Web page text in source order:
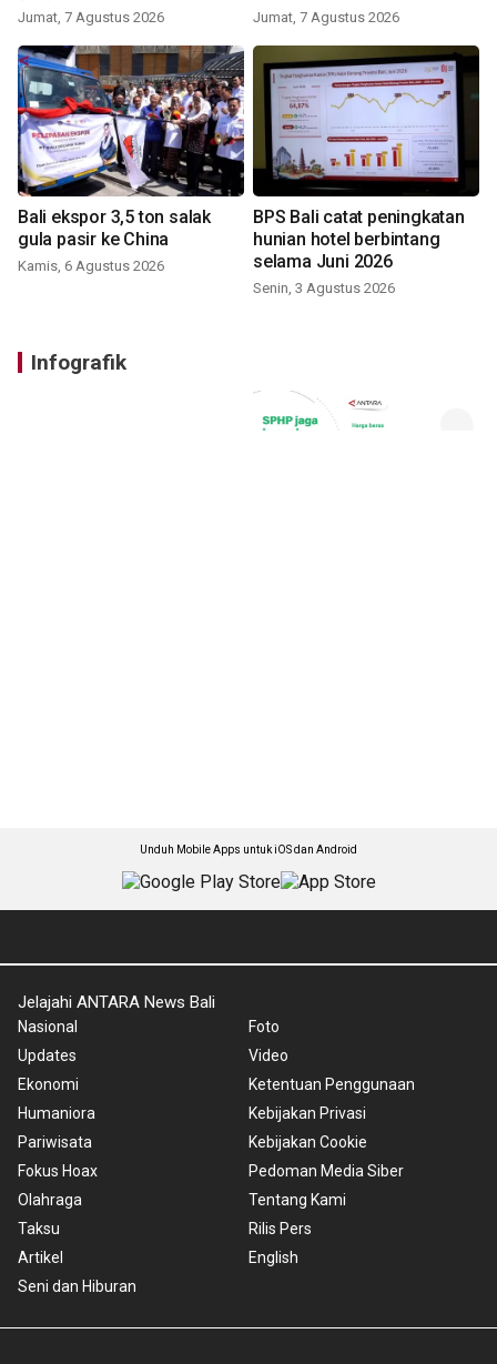
Jumat, 7 Agustus 2026 Jumat, 7 Agustus 2026
Bali ekspor 3,5 ton salak
gula pasir ke China
Kamis, 6 Agustus 2026
BPS Bali catat peningkatan
hunian hotel berbintang
selama Juni 2026
Senin, 3 Agustus 2026
Infografik
Unduh Mobile Apps untuk iOS dan Android
Jelajahi ANTARA News Bali
Nasional
Updates
Ekonomi
Humaniora
Pariwisata
Fokus Hoax
Olahraga
Taksu
Artikel
Seni dan Hiburan
Foto
Video
Ketentuan Penggunaan
Kebijakan Privasi
Kebijakan Cookie
Pedoman Media Siber
Tentang Kami
Rilis Pers
English